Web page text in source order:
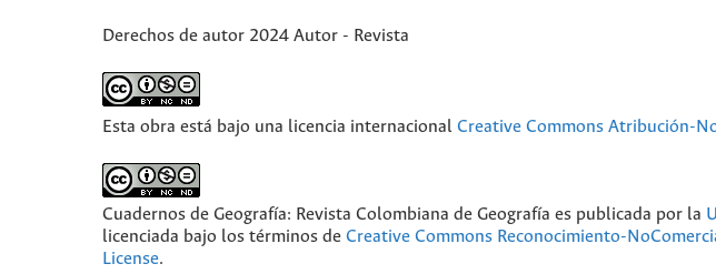
Derechos de autor 2024 Autor - Revista
Esta obra está bajo una licencia internacional Creative Commons Atribución-
Cuadernos de Geografía: Revista Colombiana de Geografía es publicada por la
licenciada bajo los términos de Creative Commons Reconocimiento-
License.